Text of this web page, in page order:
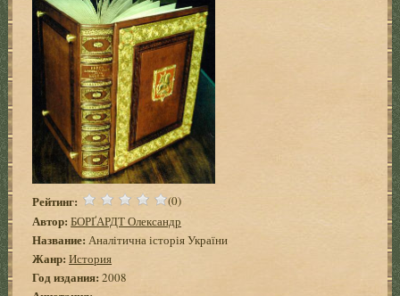
Рейтинг: (0)
Автор: БОРҐАРДТ Олександр
Название: Аналітична історія України
Жанр: История
Год издания: 2008